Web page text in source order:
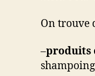
On trouve
–produits